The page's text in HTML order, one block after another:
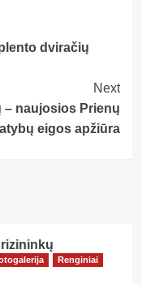
dviračių
Next
– naujosios Prienų
eigos apžiūra
Renginiai